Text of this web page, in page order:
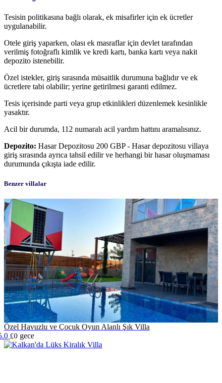
Tesisin politikasına bağlı olarak, ek misafirler için ek ücretler
uygulanabilir.
Otele giriş yaparken, olası ek masraflar için devlet tarafından
verilmiş fotoğraflı kimlik ve kredi kartı, banka kartı veya nakit
depozito istenebilir.
Özel istekler, giriş sırasında müsaitlik durumuna bağlıdır ve ek
ücretlere tabi olabilir; yerine getirilmesi garanti edilmez.
Tesis içerisinde parti veya grup etkinlikleri düzenlemek kesinlikle
yasaktır.
Acil bir durumda, 112 numaralı acil yardım hattını aramalısınız.
Depozito: Hasar Depozitosu 200 GBP - Hasar depozitosu villaya
giriş sırasında ayrıca tahsil edilir ve herhangi bir hasar oluşmaması
durumunda çıkışta iade edilir.
Benzer villalar
Özel Havuzlu ve Çocuk Oyun Alanlı Şık Villa
£0 gece